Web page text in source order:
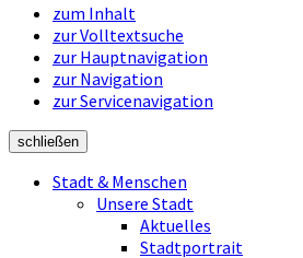
zum Inhalt
zur Volltextsuche
zur Hauptnavigation
zur Navigation
zur Servicenavigation
schließen
Stadt & Menschen
Unsere Stadt
Aktuelles
Stadtportrait